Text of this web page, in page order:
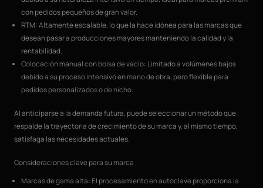
con pedidos pequeños de gran valor.
RTM: Altamente escalable, lo que la hace idónea para las marcas que
desean pasar a producciones mayores manteniendo la calidad y la
rentabilidad.
Colocación manual con bolsa de vacío: Limitado a volúmenes bajos
debido a su proceso intensivo en mano de obra, pero flexible para
pedidos personalizados o de nicho.
Al anticiparse a la demanda futura, puede seleccionar un método que
respalde la trayectoria de crecimiento de su marca y, al mismo tiempo,
satisfaga las necesidades actuales.
Consideraciones clave para su marca
Marcas de gama alta: El procesamiento en autoclave proporciona la